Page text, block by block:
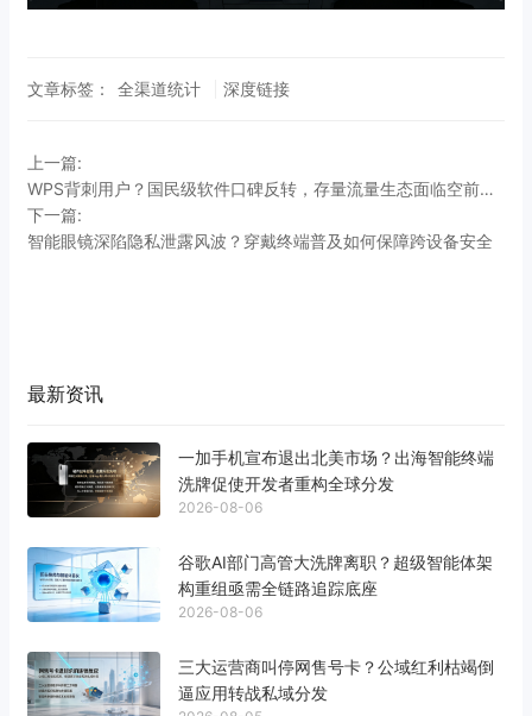
文章标签： 全渠道统计 深度链接
上一篇:
WPS背刺用户？国民级软件口碑反转，存量流量生态面临空前大考
下一篇:
智能眼镜深陷隐私泄露风波？穿戴终端普及如何保障跨设备安全
最新资讯
一加手机宣布退出北美市场？出海智能终端
洗牌促使开发者重构全球分发
2026-08-06
谷歌AI部门高管大洗牌离职？超级智能体架
构重组亟需全链路追踪底座
2026-08-06
三大运营商叫停网售号卡？公域红利枯竭倒
逼应用转战私域分发